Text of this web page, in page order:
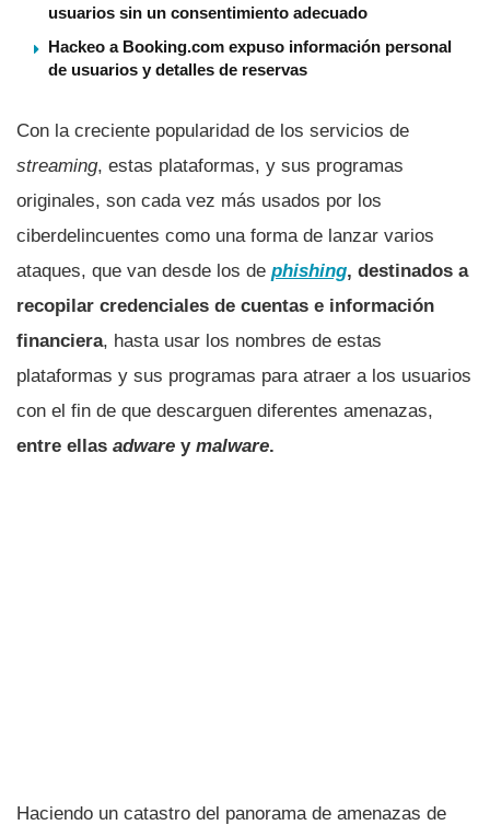
usuarios sin un consentimiento adecuado
Hackeo a Booking.com expuso información personal
de usuarios y detalles de reservas
Con la creciente popularidad de los servicios de
streaming, estas plataformas, y sus programas
originales, son cada vez más usados por los
ciberdelincuentes como una forma de lanzar varios
ataques, que van desde los de phishing, destinados a
recopilar credenciales de cuentas e información
financiera, hasta usar los nombres de estas
plataformas y sus programas para atraer a los usuarios
con el fin de que descarguen diferentes amenazas,
entre ellas adware y malware.
Haciendo un catastro del panorama de amenazas de